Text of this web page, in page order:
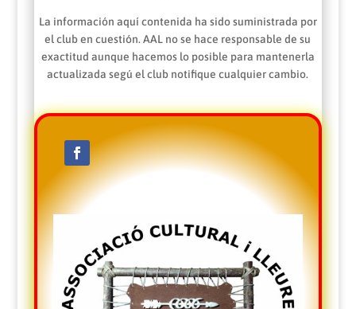
La información aquí contenida ha sido suministrada por
el club en cuestión. AAL no se hace responsable de su
exactitud aunque hacemos lo posible para mantenerla
actualizada segú el club notifique cualquier cambio.